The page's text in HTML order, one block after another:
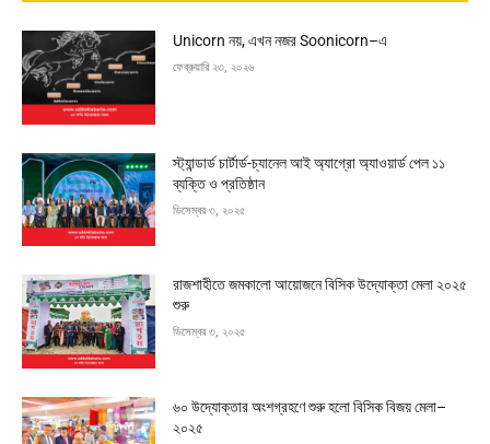
Unicorn নয়, এখন নজর Soonicorn–এ
ফেব্রুয়ারি ২৩, ২০২৬
স্ট্যান্ডার্ড চার্টার্ড-চ্যানেল আই অ্যাগ্রো অ্যাওয়ার্ড পেল ১১
ব্যক্তি ও প্রতিষ্ঠান
ডিসেম্বর ৩, ২০২৫
রাজশাহীতে জমকালো আয়োজনে বিসিক উদ্যোক্তা মেলা ২০২৫
শুরু
ডিসেম্বর ৩, ২০২৫
৬০ উদ্যোক্তার অংশগ্রহণে শুরু হলো বিসিক বিজয় মেলা–
২০২৫